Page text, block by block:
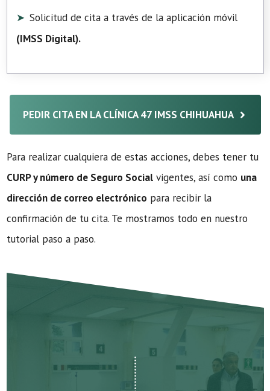
Solicitud de cita a través de la aplicación móvil
(IMSS Digital).
PEDIR CITA EN LA CLÍNICA 47 IMSS CHIHUAHUA
Para realizar cualquiera de estas acciones, debes tener tu
CURP y número de Seguro Social vigentes, así como una
dirección de correo electrónico para recibir la
confirmación de tu cita. Te mostramos todo en nuestro
tutorial paso a paso.